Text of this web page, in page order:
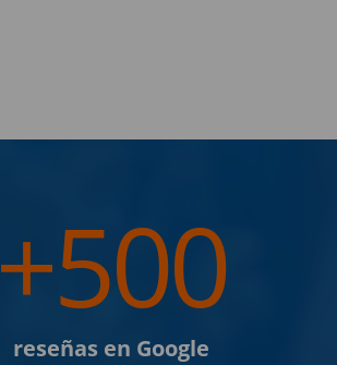
+500
reseñas en Google